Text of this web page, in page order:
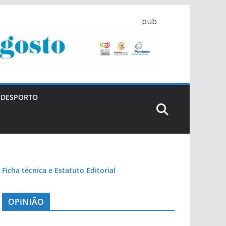
pub
DESPORTO
Ficha técnica e Estatuto Editorial
OPINIÃO